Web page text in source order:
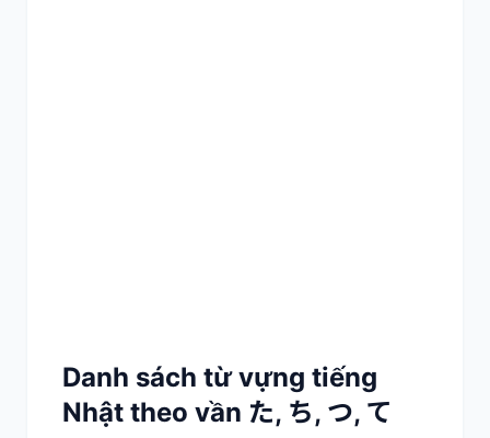
Danh sách từ vựng tiếng
Nhật theo vần た, ち, つ, て